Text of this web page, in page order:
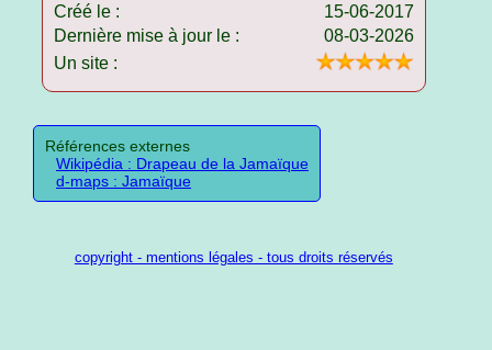
Créé le :
15-06-2017
Dernière mise à jour le :
08-03-2026
Un site :
Références externes
Wikipédia : Drapeau de la Jamaïque
d-maps : Jamaïque
copyright - mentions légales - tous droits réservés